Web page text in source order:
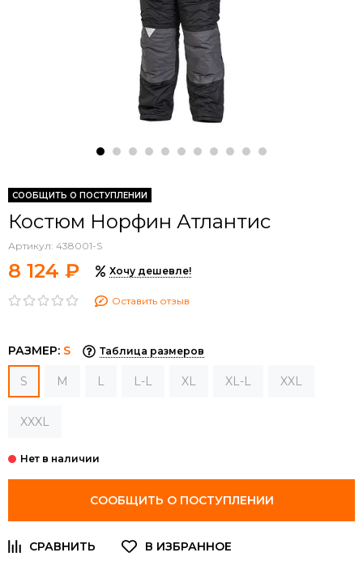
СООБЩИТЬ О ПОСТУПЛЕНИИ
Костюм Норфин Атлантис
Артикул: 438001-S
8 124 ₽ Хочу дешевле!
Оставить отзыв
РАЗМЕР: S Таблица размеров
S M L L-L XL XL-L XXL
XXXL
СООБЩИТЬ О ПОСТУПЛЕНИИ